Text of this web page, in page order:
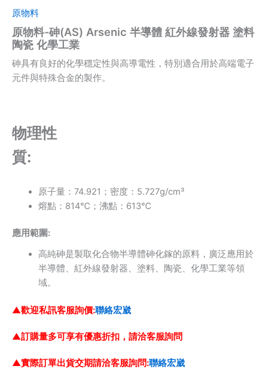
原物料
原物料-砷(AS) Arsenic 半導體 紅外線發射器 塗料
陶瓷 化學工業
砷具有良好的化學穩定性與高導電性，特別適合用於高端電子
元件與特殊合金的製作。
物理性
質:
原⼦量：74.921；密度：5.727g/cm³
熔點：814℃；沸點：613℃
應用範圍:
⾼純砷是製取化合物半導體砷化鎵的原料，廣泛應⽤於
半導體、紅外線發射器、塗料、陶瓷、化學工業等領
域。
▲歡迎私訊客服詢價:聯絡宏崴
▲訂購量多可享有優惠折扣，請洽客服詢問
▲實際訂單出貨交期請洽客服詢問:聯絡宏崴